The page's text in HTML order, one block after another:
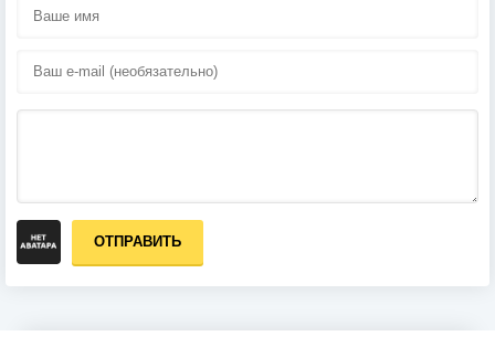
ОТПРАВИТЬ